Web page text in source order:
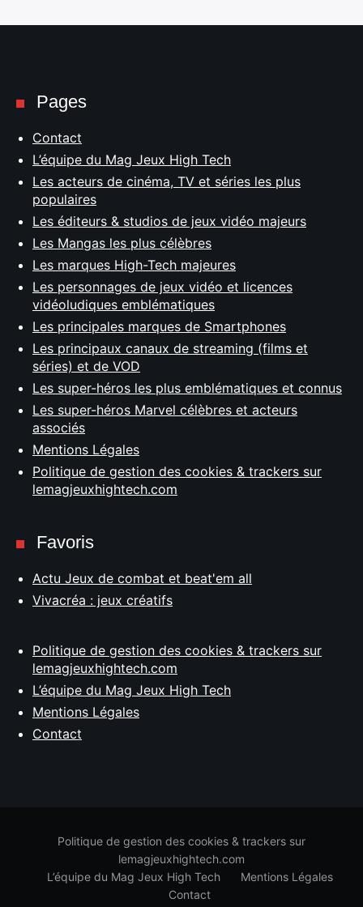
Pages
Contact
L’équipe du Mag Jeux High Tech
Les acteurs de cinéma, TV et séries les plus
populaires
Les éditeurs & studios de jeux vidéo majeurs
Les Mangas les plus célèbres
Les marques High-Tech majeures
Les personnages de jeux vidéo et licences
vidéoludiques emblématiques
Les principales marques de Smartphones
Les principaux canaux de streaming (films et
séries) et de VOD
Les super-héros les plus emblématiques et connus
Les super-héros Marvel célèbres et acteurs
associés
Mentions Légales
Politique de gestion des cookies & trackers sur
lemagjeuxhightech.com
Favoris
Actu Jeux de combat et beat'em all
Vivacréa : jeux créatifs
Politique de gestion des cookies & trackers sur
lemagjeuxhightech.com
L’équipe du Mag Jeux High Tech
Mentions Légales
Contact
Politique de gestion des cookies & trackers sur
lemagjeuxhightech.com
L’équipe du Mag Jeux High Tech
Mentions Légales
Contact